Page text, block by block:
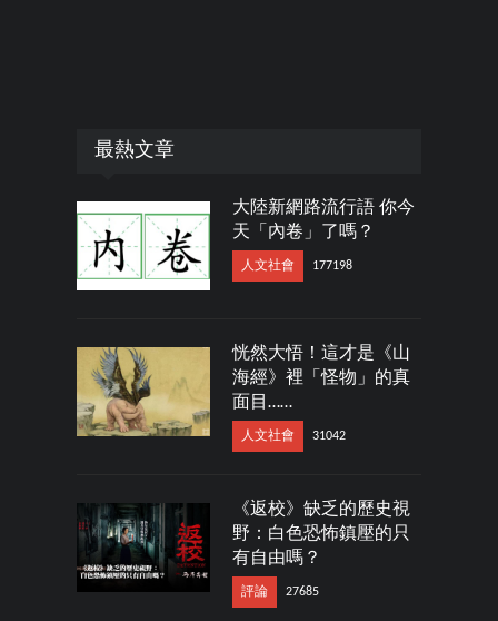
最熱文章
大陸新網路流行語 你今
天「內卷」了嗎？
人文社會 177198
恍然大悟！這才是《山
海經》裡「怪物」的真
面目……
人文社會 31042
《返校》缺乏的歷史視
野：白色恐怖鎮壓的只
有自由嗎？
評論 27685